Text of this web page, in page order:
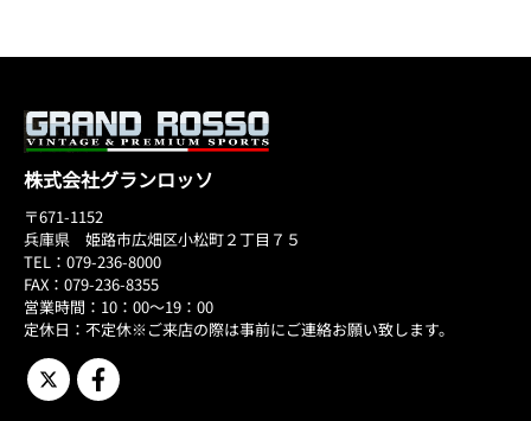
株式会社グランロッソ
〒671-1152
兵庫県 姫路市広畑区小松町２丁目７５
TEL：079-236-8000
FAX：079-236-8355
営業時間：10：00～19：00
定休日：不定休※ご来店の際は事前にご連絡お願い致します。